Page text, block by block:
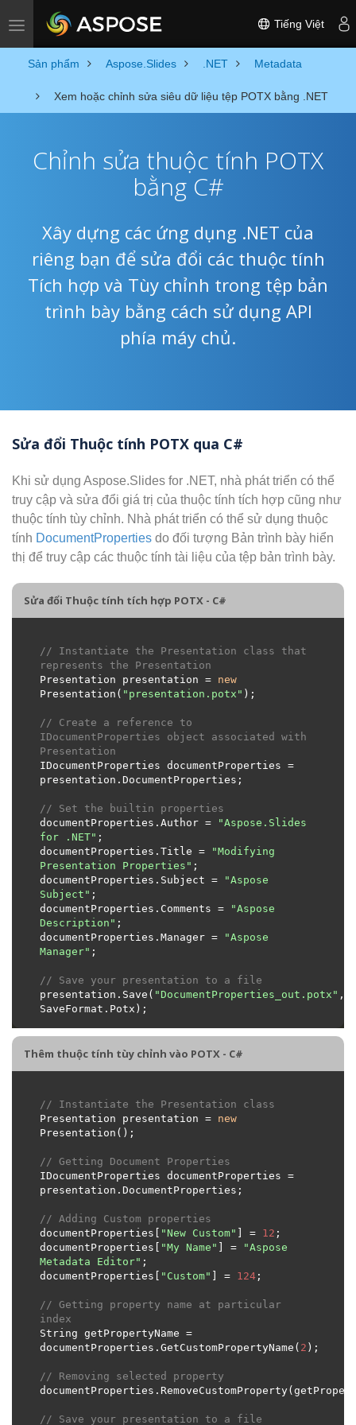
Toggle navigation Tiếng Việt
Sản phẩm Aspose.Slides .NET Metadata
Xem hoặc chỉnh sửa siêu dữ liệu tệp POTX bằng .NET
Chỉnh sửa thuộc tính POTX
bằng C#
Xây dựng các ứng dụng .NET của
riêng bạn để sửa đổi các thuộc tính
Tích hợp và Tùy chỉnh trong tệp bản
trình bày bằng cách sử dụng API
phía máy chủ.
Sửa đổi Thuộc tính POTX qua C#
Khi sử dụng Aspose.Slides for .NET, nhà phát triển có thể
truy cập và sửa đổi giá trị của thuộc tính tích hợp cũng như
thuộc tính tùy chỉnh. Nhà phát triển có thể sử dụng thuộc
tính DocumentProperties do đối tượng Bản trình bày hiển
thị để truy cập các thuộc tính tài liệu của tệp bản trình bày.
Sửa đổi Thuộc tính tích hợp POTX - C#
// Instantiate the Presentation class that
represents the Presentation
Presentation presentation = new
Presentation( "presentation.potx"
// Create a reference to
IDocumentProperties object associated with
Presentation
IDocumentProperties documentProperties =
// Set the builtin properties
documentProperties.Author =
"Aspose.Slides
for .NET"
documentProperties.Title =
"Modifying
Presentation Properties"
documentProperties.Subject =
"Aspose
Subject"
documentProperties.Comments =
"Aspose
Description"
documentProperties.Manager =
"Aspose
Manager"
// Save your presentation to a file
presentation.Save( "DocumentProperties_out.potx" ,
Thêm thuộc tính tùy chỉnh vào POTX - C#
// Instantiate the Presentation class
Presentation presentation = new
// Getting Document Properties
IDocumentProperties documentProperties =
// Adding Custom properties
documentProperties[
"New Custom" ] = 12
documentProperties[
"My Name" ] =
"Aspose
Metadata Editor"
documentProperties[
"Custom" ] = 124
// Getting property name at particular
index
String getPropertyName =
documentProperties.GetCustomPropertyName( 2
// Removing selected property
// Save your presentation to a file